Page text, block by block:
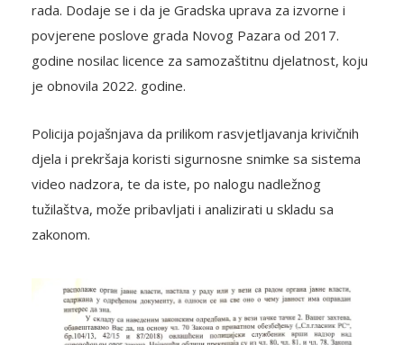
rada. Dodaje se i da je Gradska uprava za izvorne i
povjerene poslove grada Novog Pazara od 2017.
godine nosilac licence za samozaštitnu djelatnost, koju
je obnovila 2022. godine.
Policija pojašnjava da prilikom rasvjetljavanja krivičnih
djela i prekršaja koristi sigurnosne snimke sa sistema
video nadzora, te da iste, po nalogu nadležnog
tužilaštva, može pribavljati i analizirati u skladu sa
zakonom.